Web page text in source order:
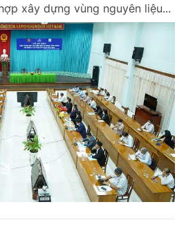
xây dựng vùng nguyên liệu...